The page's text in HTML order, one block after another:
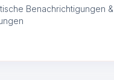
Benachrichtigungen &